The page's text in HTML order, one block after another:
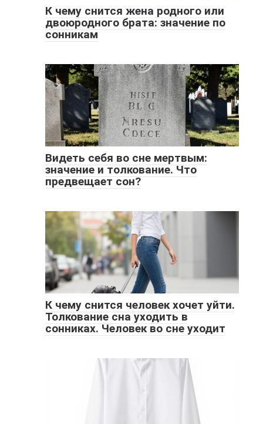
К чему снится жена родного или
двоюродного брата: значение по
сонникам
Видеть себя во сне мертвым:
значение и толкование. Что
предвещает сон?
К чему снится человек хочет уйти.
Толкование сна уходить в
сонниках. Человек во сне уходит